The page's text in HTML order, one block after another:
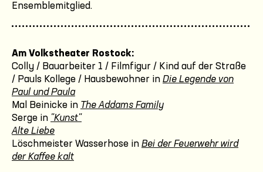
Ensemblemitglied.
Am Volkstheater Rostock:
Colly / Bauarbeiter 1 / Filmfigur / Kind auf der Straße
/ Pauls Kollege / Hausbewohner in Die Legende von
Paul und Paula
Mal Beinicke in The Addams Family
Serge in "Kunst"
Alte Liebe
Löschmeister Wasserhose in Bei der Feuerwehr wird
der Kaffee kalt